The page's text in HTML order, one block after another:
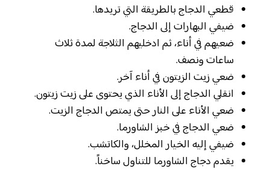
قطعي الدجاج بالطريقة التي تريدها.
ضيفي البهارات إلى الدجاج.
ضعيهم في أناء، ثم ادخليهم الثلاجة لمدة ثلاث
ساعات ونصف.
ضعي زيت الزيتون في أناء آخر.
انقلي الدجاج إلى الأناء الذي يحتوى على زيت زيتون.
ضعي الأناء على النار حتى يمتص الدجاج الزيت.
ضعي الدجاج في خبز الشاورما.
ضيفي إليه الخيار المخلل، والكاتشب.
يقدم دجاج الشاورما للتناول ساخناً.